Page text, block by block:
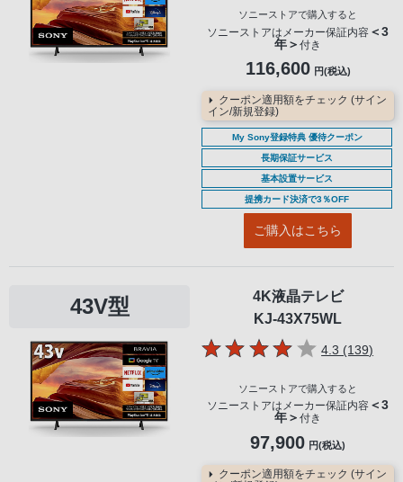
ソニーストアで購入すると
ソニーストアはメーカー保証内容 ＜3
年＞ 付き
116,600 円(税込)
イン/新規登録)
My Sony登録特典 優待クーポン
長期保証サービス
基本設置サービス
提携カード決済で3％OFF
ご購入はこちら
43V型
4K液晶テレビ
KJ-43X75WL
5つの星のうち
4.3 (139件の
)
ソニーストアで購入すると
ソニーストアはメーカー保証内容 ＜3
年＞ 付き
97,900 円(税込)